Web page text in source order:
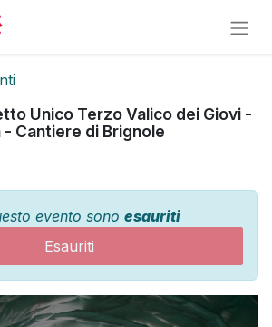
Unico Terzo Valico dei Giovi -
- Cantiere di Brignole
evento sono esauriti
Esauriti